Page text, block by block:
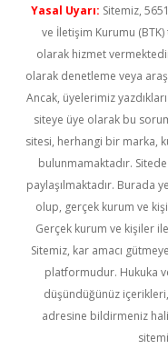
Yasal Uyarı: Sitemiz,
ve İletişim Kurumu (BTK)
olarak hizmet
olarak denetleme veya
Ancak, üyelerimiz
siteye üye olarak bu
sitesi, herhangi bir marka,
bulunmamaktadır. Sitede
paylaşılmaktadır. Burada
olup, gerçek kurum ve
Gerçek kurum ve kişiler
Sitemiz, kar amacı
platformudur. Hukuka
düşündüğünüz içerikleri,
adresine bildirmeniz